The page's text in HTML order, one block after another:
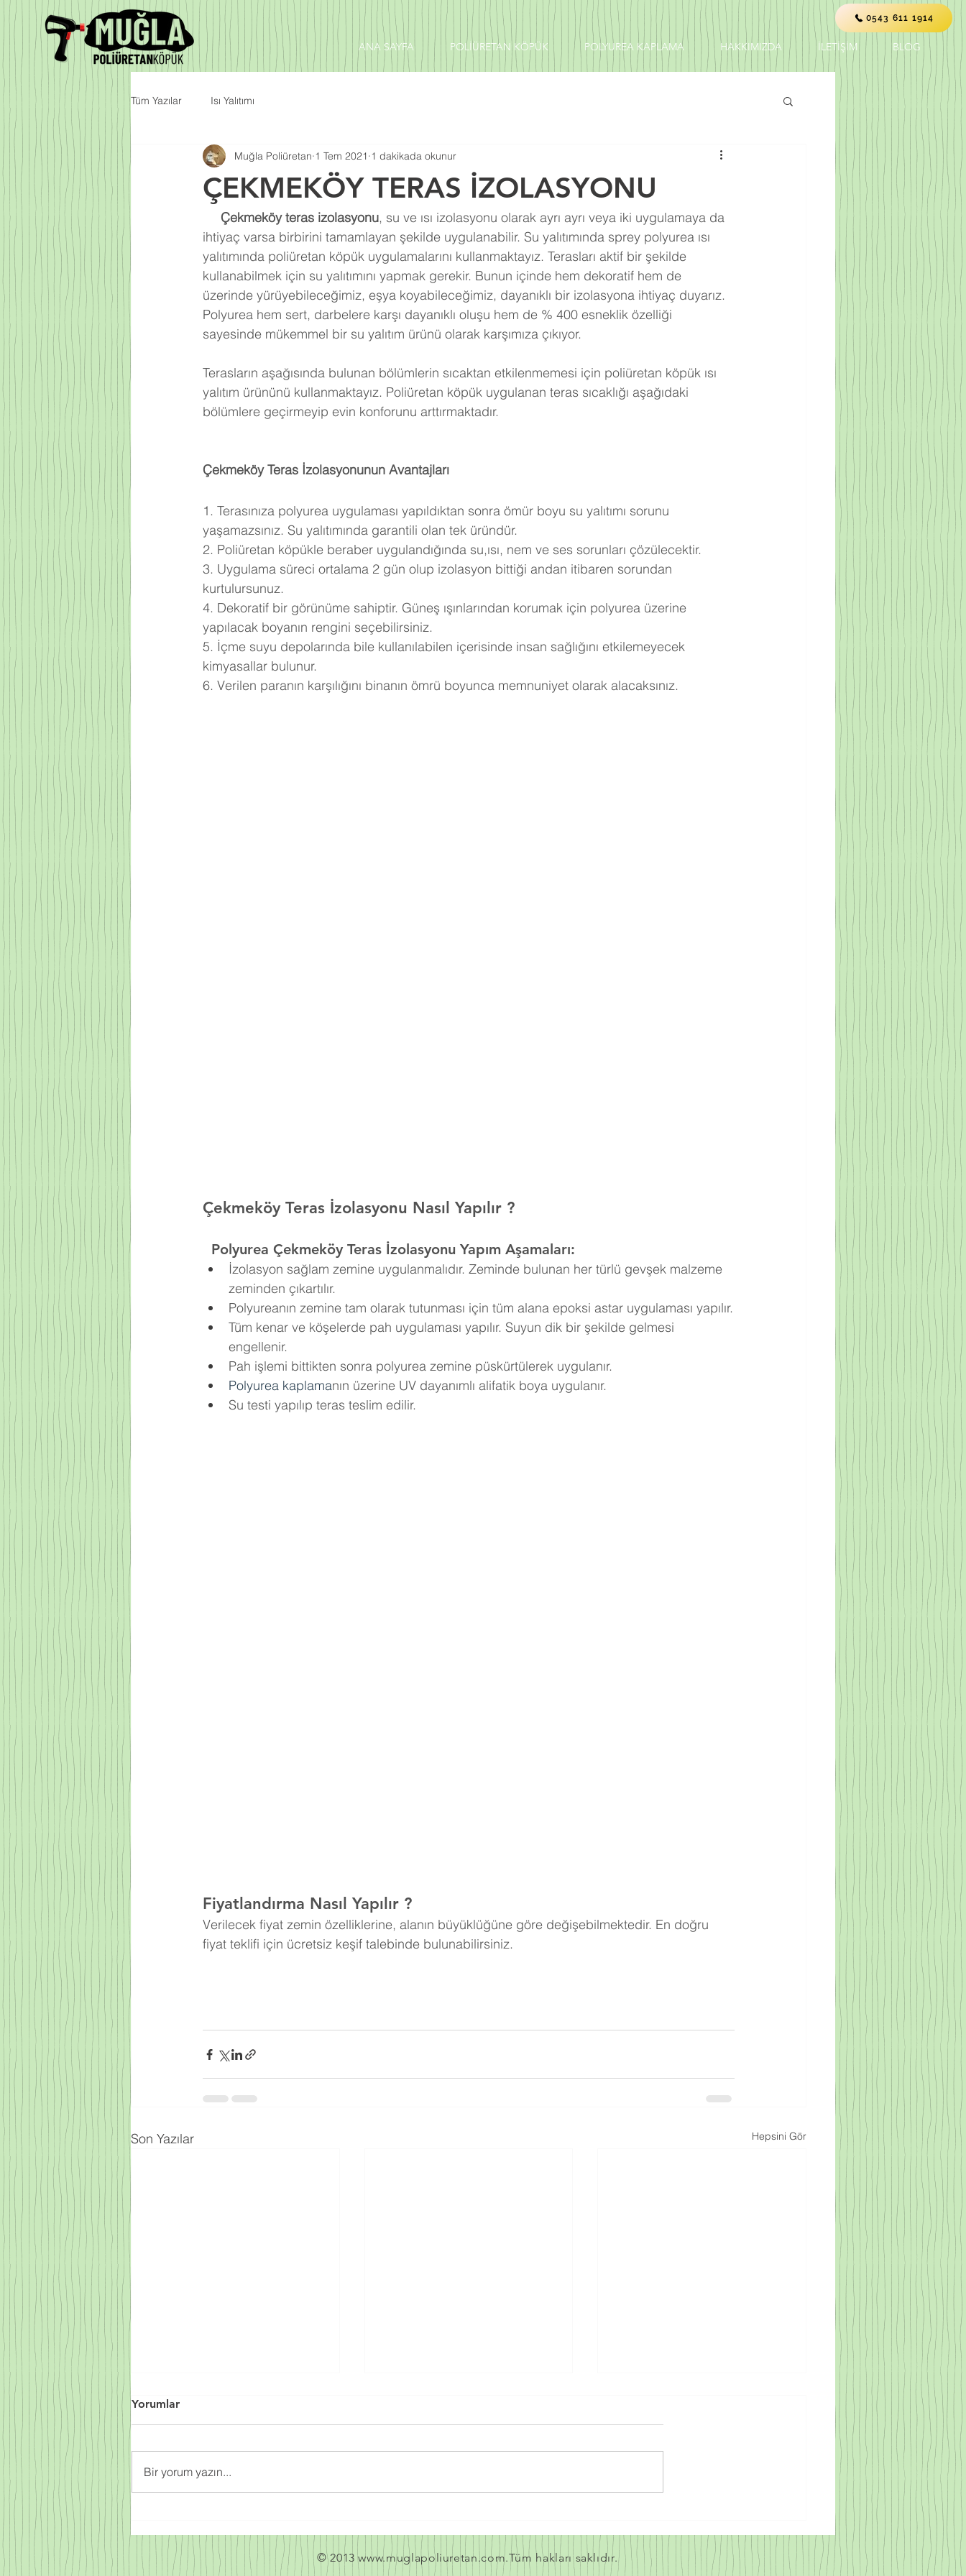
ANA SAYFA POLİÜRETAN KÖPÜK POLYUREA KAPLAMA HAKKIMIZDA İLETİŞİM BLOG
0543 611 1914
Tüm Yazılar Isı Yalıtımı
ÇEKMEKÖY TERAS İZOLASYONU
Muğla Poliüretan 1 Tem 2021 1 dakikada okunur
Çekmeköy teras izolasyonu, su ve ısı izolasyonu olarak ayrı ayrı veya iki uygulamaya da
ihtiyaç varsa birbirini tamamlayan şekilde uygulanabilir. Su yalıtımında sprey polyurea ısı
yalıtımında poliüretan köpük uygulamalarını kullanmaktayız. Terasları aktif bir şekilde
kullanabilmek için su yalıtımını yapmak gerekir. Bunun içinde hem dekoratif hem de
üzerinde yürüyebileceğimiz, eşya koyabileceğimiz, dayanıklı bir izolasyona ihtiyaç duyarız.
Polyurea hem sert, darbelere karşı dayanıklı oluşu hem de % 400 esneklik özelliği
sayesinde mükemmel bir su yalıtım ürünü olarak karşımıza çıkıyor.
Terasların aşağısında bulunan bölümlerin sıcaktan etkilenmemesi için poliüretan köpük ısı
yalıtım ürününü kullanmaktayız. Poliüretan köpük uygulanan teras sıcaklığı aşağıdaki
bölümlere geçirmeyip evin konforunu arttırmaktadır.
Çekmeköy Teras İzolasyonunun Avantajları
1. Terasınıza polyurea uygulaması yapıldıktan sonra ömür boyu su yalıtımı sorunu
yaşamazsınız. Su yalıtımında garantili olan tek üründür.
2. Poliüretan köpükle beraber uygulandığında su,ısı, nem ve ses sorunları çözülecektir.
3. Uygulama süreci ortalama 2 gün olup izolasyon bittiği andan itibaren sorundan
kurtulursunuz.
4. Dekoratif bir görünüme sahiptir. Güneş ışınlarından korumak için polyurea üzerine
yapılacak boyanın rengini seçebilirsiniz.
5. İçme suyu depolarında bile kullanılabilen içerisinde insan sağlığını etkilemeyecek
kimyasallar bulunur.
6. Verilen paranın karşılığını binanın ömrü boyunca memnuniyet olarak alacaksınız.
Çekmeköy Teras İzolasyonu Nasıl Yapılır ?
  Polyurea
Çekmeköy Teras İzolasyonu Yapım Aşamaları:
İzolasyon sağlam zemine uygulanmalıdır. Zeminde bulunan her türlü gevşek malzeme
zeminden çıkartılır.
Polyureanın zemine tam olarak tutunması için tüm alana epoksi astar uygulaması yapılır.
Tüm kenar ve köşelerde pah uygulaması yapılır. Suyun dik bir şekilde gelmesi
engellenir.
Pah işlemi bittikten sonra polyurea zemine püskürtülerek uygulanır.
Polyurea kaplamanın üzerine UV dayanımlı alifatik boya uygulanır.
Su testi yapılıp teras teslim edilir.
Fiyatlandırma Nasıl Yapılır ?
Verilecek fiyat zemin özelliklerine, alanın büyüklüğüne göre değişebilmektedir. En doğru
fiyat teklifi için ücretsiz keşif talebinde bulunabilirsiniz.
Son Yazılar Hepsini Gör
Fiyatları 2023
YAHŞİHAN
AMASRA
Yorumlar
Bir yorum yazın...
© 2013www.muglapoliuretan.com.Tüm hakları saklıdır.